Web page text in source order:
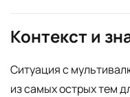
Контекст и
Ситуация с
из самых острых тем